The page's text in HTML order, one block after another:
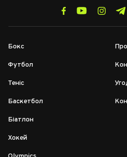
Бокс
Футбол
Теніс
Баскетбол
Біатлон
Хокей